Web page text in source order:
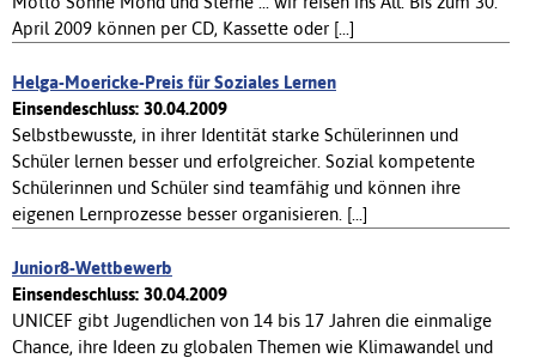
April 2009 können per CD, Kassette oder [...]
Helga-Moericke-Preis für Soziales Lernen
Einsendeschluss: 30.04.2009
Selbstbewusste, in ihrer Identität starke Schülerinnen und
Schüler lernen besser und erfolgreicher. Sozial kompetente
Schülerinnen und Schüler sind teamfähig und können ihre
eigenen Lernprozesse besser organisieren. [...]
Junior8-Wettbewerb
Einsendeschluss: 30.04.2009
UNICEF gibt Jugendlichen von 14 bis 17 Jahren die einmalige
Chance, ihre Ideen zu globalen Themen wie Klimawandel und